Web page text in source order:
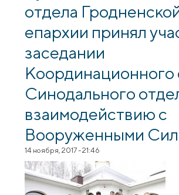
Божия Михаила
отдела
епархии принял
заседании
Координационного
Синодального
взаимодействию с
Вооруженными
14 ноября, 2017 - 21:46